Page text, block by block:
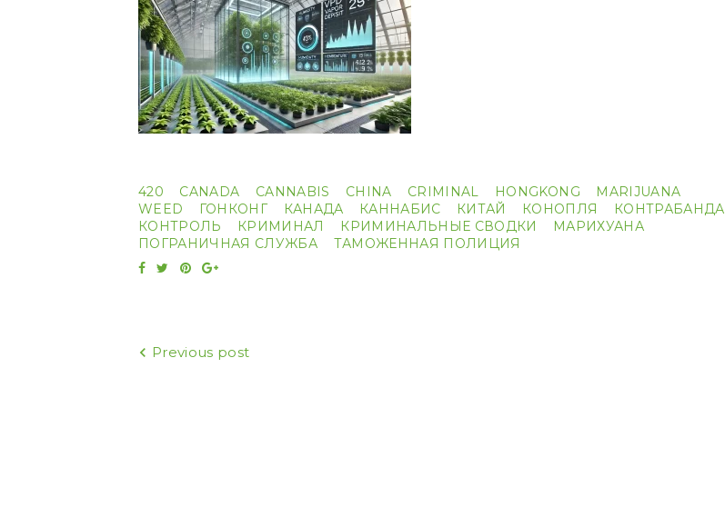
420 CANADA CANNABIS CHINA CRIMINAL HONGKONG
MARIJUANA
WEED
ГОНКОНГ КАНАДА КАННАБИС КИТАЙ КОНОПЛЯ
КОНТРАБАНДА
КОНТРОЛЬ
КРИМИНАЛ КРИМИНАЛЬНЫЕ СВОДКИ
МАРИХУАНА
ПОГРАНИЧНАЯ СЛУЖБА
ТАМОЖЕННАЯ ПОЛИЦИЯ
Facebook
TwitterPinterestGoogle+
Навигация
Previous post